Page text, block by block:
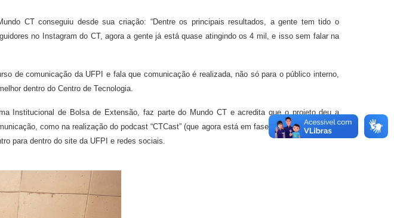
CT conseguiu desde sua criação: “Dentre os principais resultados, a gente tem tido o
no Instagram do CT, agora a gente já está quase atingindo os 4 mil, e isso sem falar na
de comunicação da UFPI e fala que comunicação é realizada, não só para o público interno,
dentro do Centro de Tecnologia.
Institucional de Bolsa de Extensão, faz parte do Mundo CT e acredita que o projeto deu a
como na realização do podcast “CTCast” (que agora está em fase de produção de sua
para dentro do site da UFPI e redes sociais.